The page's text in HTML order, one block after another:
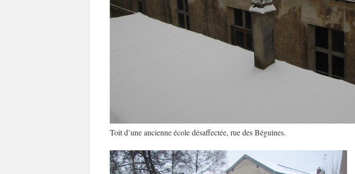
Toit d’une ancienne école désaffectée, rue des Béguines.